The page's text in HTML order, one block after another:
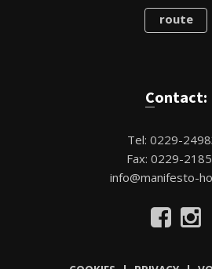
route
Contact:
Tel: 0229-
Fax: 0229-
info@manifesto-